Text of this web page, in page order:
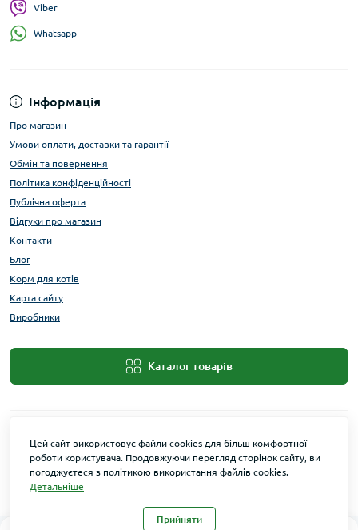
Інформація
Про магазин
Умови оплати, доставки та гарантії
Обмін та повернення
Політика конфіденційності
Публічна оферта
Відгуки про магазин
Контакти
Блог
Корм для котів
Карта сайту
Виробники
Каталог товарів
Viber
Whatsapp
Цей сайт використовує файли cookies для більш комфортної
роботи користувача. Продовжуючи перегляд сторінок сайту, ви
погоджуєтеся з політикою використання файлів cookies.
Детальніше
Прийняти